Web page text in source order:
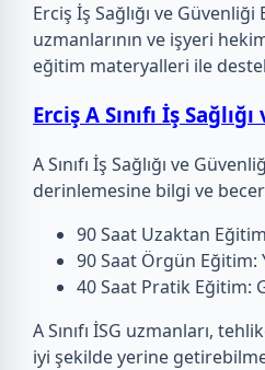
Erciş İş Sağlığı ve
uzmanlarının ve işyeri
eğitim materyalleri ile
Erciş A Sınıfı İş
A Sınıfı İş Sağlığı ve
derinlemesine bilgi ve
90 Saat Uzaktan
90 Saat Örgün
40 Saat Pratik Eğitim:
A Sınıfı İSG uzmanları,
iyi şekilde yerine